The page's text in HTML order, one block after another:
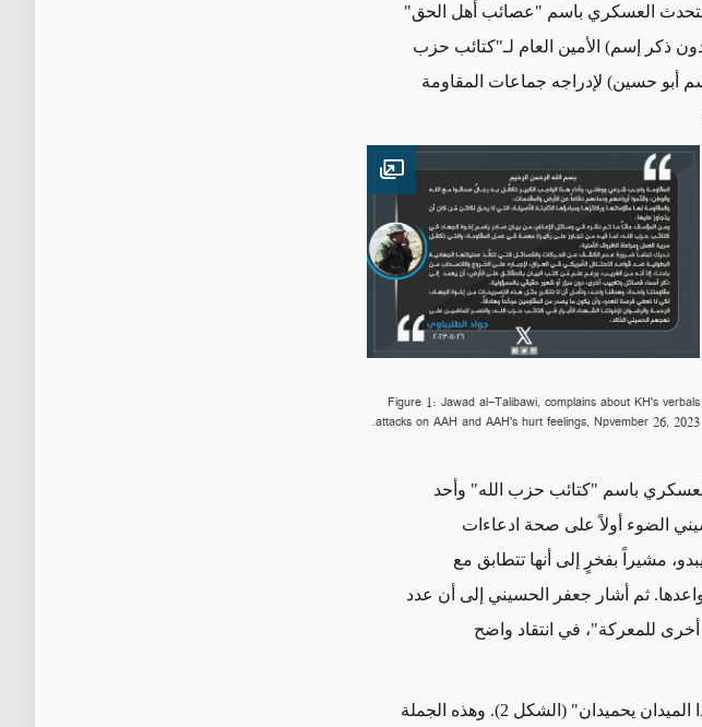
العسكري باسم "عصائب أهل الحق"
ذكر إسم) الأمين العام لـ"كتائب حزب
أبو حسين) لإدراجه جماعات المقاومة
Figure 1: Jawad al-Talibawi, complains about KH's verbals
attacks on AAH and AAH's hurt feelings, Npvember 26, 2023.
باسم "كتائب حزب الله" وأحد
الضوء أولاً على صحة ادعاءات
مشيراً بفخرٍ إلى أنها تتطابق مع
ثم أشار جعفر الحسيني إلى أن عدد
أخرى للمعركة"، في انتقاد واضح
الميدان يحميدان"(الشكل 2)
. وهذه الجملة